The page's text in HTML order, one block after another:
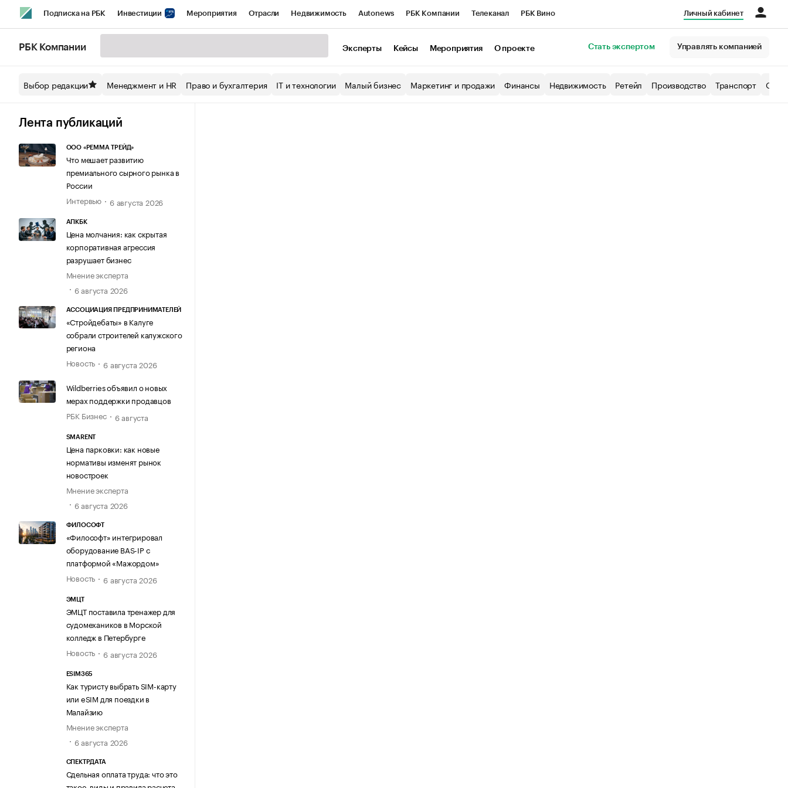
Подписка на РБК Инвестиции Мероприятия Отрасли Недвижимость Autonews РБК Компании Телеканал РБК Вино
Спецпроекты СПб Конференции СПб Спецпроекты Экономика Бизнес
Технологии и медиа
Личный кабинет
РБК Компании Эксперты Кейсы Мероприятия О проекте Стать экспертом Управлять компанией
Выбор редакции Менеджмент и HR Право и бухгалтерия IT и технологии Малый бизнес Маркетинг и продажи Финансы Недвижимость Ретейл Производство Транспорт
Лента публикаций
ООО «РЕММА ТРЕЙД»
Что мешает развитию
премиального сырного рынка в
России
Интервью
6 августа 2026
АПКБК
Цена молчания: как скрытая
корпоративная агрессия
разрушает бизнес
Мнение эксперта
6 августа 2026
АССОЦИАЦИЯ ПРЕДПРИНИМАТЕЛЕЙ
«Стройдебаты» в Калуге
собрали строителей калужского
региона
Новость
6 августа 2026
Wildberries объявил о новых
мерах поддержки продавцов
РБК Бизнес
6 августа
SMARENT
Цена парковки: как новые
нормативы изменят рынок
новостроек
Мнение эксперта
6 августа 2026
ФИЛОСОФТ
«Философт» интегрировал
оборудование BAS-IP с
платформой «Мажордом»
Новость
6 августа 2026
ЭМЦТ
ЭМЦТ поставила тренажер для
судомехаников в Морской
колледж в Петербурге
Новость
6 августа 2026
ESIM365
Как туристу выбрать SIM-карту
или eSIM для поездки в
Малайзию
Мнение эксперта
6 августа 2026
СПЕКТРДАТА
Сдельная оплата труда: что это